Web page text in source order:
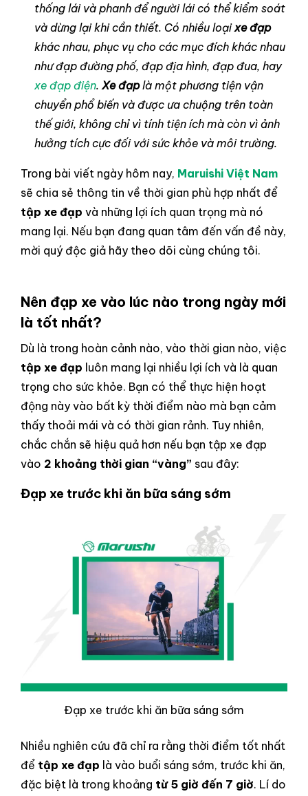
thống lái và phanh để người lái có thể kiểm soát
và dừng lại khi cần thiết. Có nhiều loạixe đạp
khác nhau, phục vụ cho các mục đích khác nhau
như đạp đường phố, đạp địa hình, đạp đua, hay
xe đạp điện. Xe đạplà một phương tiện vận
chuyển phổ biến và được ưa chuộng trên toàn
thế giới, không chỉ vì tính tiện ích mà còn vì ảnh
hưởng tích cực đối với sức khỏe và môi trường.
Trong bài viết ngày hôm nay, Maruishi Việt Nam
sẽ chia sẻ thông tin về thời gian phù hợp nhất để
tập xe đạp và những lợi ích quan trọng mà nó
mang lại. Nếu bạn đang quan tâm đến vấn đề này,
mời quý độc giả hãy theo dõi cùng chúng tôi.
Nên đạp xe vào lúc nào trong ngày mới
là tốt nhất?
Dù là trong hoàn cảnh nào, vào thời gian nào, việc
tập xe đạp luôn mang lại nhiều lợi ích và là quan
trọng cho sức khỏe. Bạn có thể thực hiện hoạt
động này vào bất kỳ thời điểm nào mà bạn cảm
thấy thoải mái và có thời gian rảnh. Tuy nhiên,
chắc chắn sẽ hiệu quả hơn nếu bạn tập xe đạp
vào 2 khoảng thời gian “vàng” sau đây:
Đạp xe trước khi ăn bữa sáng sớm
Đạp xe trước khi ăn bữa sáng sớm
Nhiều nghiên cứu đã chỉ ra rằng thời điểm tốt nhất
để tập xe đạp là vào buổi sáng sớm, trước khi ăn,
đặc biệt là trong khoảng từ 5 giờ đến 7 giờ. Lí do